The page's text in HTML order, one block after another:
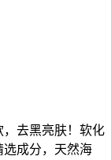
去黑亮肤！软化
选成分，天然海